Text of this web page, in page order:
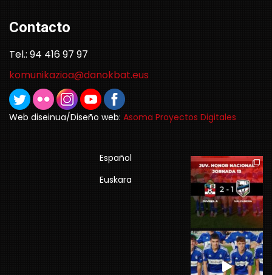
Contacto
Tel.: 94 416 97 97
komunikazioa@danokbat.eus
Web diseinua/Diseño web: Asoma Proyectos Digitales
Español
Euskara